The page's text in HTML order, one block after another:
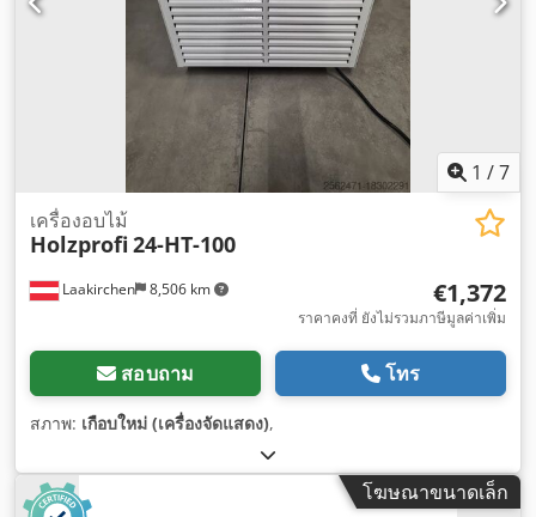
1 /7
Laakirchen 8,506 km
เครื่องอบไม้
Holzprofi24-HT-100
€1,372
ราคาคงที่ ยังไม่รวมภาษีมูลค่าเพิ่ม
สอบถาม โทร
สภาพ: เกือบใหม่ (เครื่องจัดแสดง),
โฆษณาขนาดเล็ก